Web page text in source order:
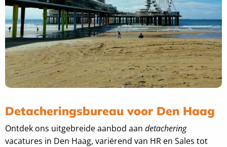
Detacheringsbureau voor Den Haag
Ontdek ons uitgebreide aanbod aan detachering
vacatures in Den Haag, variërend van HR en Sales tot